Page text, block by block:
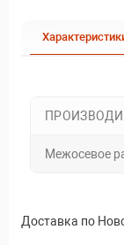
Межосевое
Доставка по